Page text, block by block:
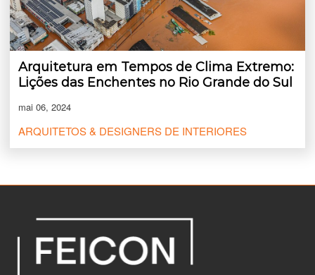
Arquitetura em Tempos de Clima Extremo:
Lições das Enchentes no Rio Grande do Sul
mai 06, 2024
ARQUITETOS & DESIGNERS DE INTERIORES